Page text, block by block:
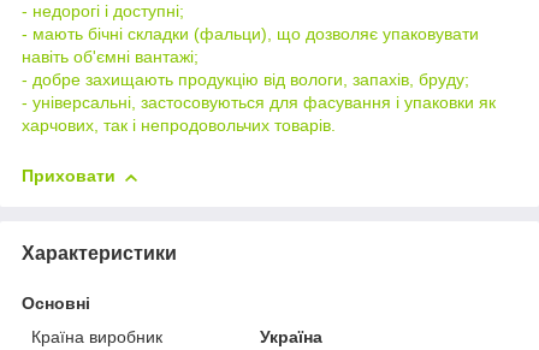
- недорогі і доступні;
- мають бічні складки (фальци), що дозволяє упаковувати
навіть об'ємні вантажі;
- добре захищають продукцію від вологи, запахів, бруду;
- універсальні, застосовуються для фасування і упаковки як
харчових, так і непродовольчих товарів.
Приховати
Характеристики
Основні
Країна виробник
Україна